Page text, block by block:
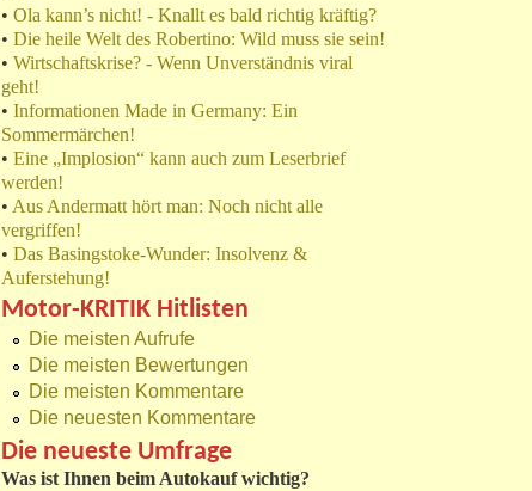
• Ola kann’s nicht! - Knallt es bald richtig kräftig?
• Die heile Welt des Robertino: Wild muss sie sein!
• Wirtschaftskrise? - Wenn Unverständnis viral
geht!
• Informationen Made in Germany: Ein
Sommermärchen!
• Eine „Implosion“ kann auch zum Leserbrief
werden!
• Aus Andermatt hört man: Noch nicht alle
vergriffen!
• Das Basingstoke-Wunder: Insolvenz &
Auferstehung!
Motor-KRITIK Hitlisten
Die meisten Aufrufe
Die meisten Bewertungen
Die meisten Kommentare
Die neuesten Kommentare
Die neueste Umfrage
Was ist Ihnen beim Autokauf wichtig?